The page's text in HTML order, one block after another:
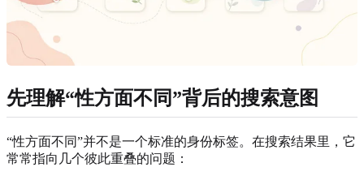
先理解“性方面不同”背后的搜索意图
“性方面不同”并不是一个标准的身份标签。在搜索结果里，它
常常指向几个彼此重叠的问题：